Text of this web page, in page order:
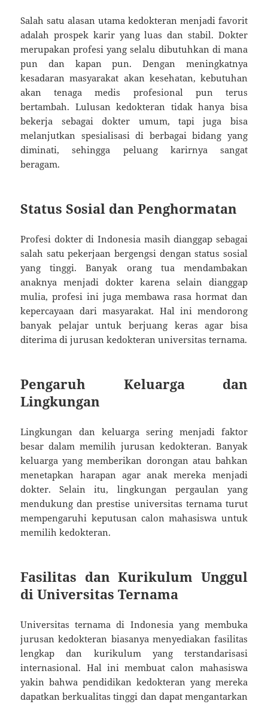
Salah satu alasan utama kedokteran menjadi favorit
adalah prospek karir yang luas dan stabil. Dokter
merupakan profesi yang selalu dibutuhkan di mana
pun dan kapan pun. Dengan meningkatnya
kesadaran masyarakat akan kesehatan, kebutuhan
akan tenaga medis profesional pun terus
bertambah. Lulusan kedokteran tidak hanya bisa
bekerja sebagai dokter umum, tapi juga bisa
melanjutkan spesialisasi di berbagai bidang yang
diminati, sehingga peluang karirnya sangat
beragam.
Status Sosial dan Penghormatan
Profesi dokter di Indonesia masih dianggap sebagai
salah satu pekerjaan bergengsi dengan status sosial
yang tinggi. Banyak orang tua mendambakan
anaknya menjadi dokter karena selain dianggap
mulia, profesi ini juga membawa rasa hormat dan
kepercayaan dari masyarakat. Hal ini mendorong
banyak pelajar untuk berjuang keras agar bisa
diterima di jurusan kedokteran universitas ternama.
Pengaruh Keluarga dan
Lingkungan
Lingkungan dan keluarga sering menjadi faktor
besar dalam memilih jurusan kedokteran. Banyak
keluarga yang memberikan dorongan atau bahkan
menetapkan harapan agar anak mereka menjadi
dokter. Selain itu, lingkungan pergaulan yang
mendukung dan prestise universitas ternama turut
mempengaruhi keputusan calon mahasiswa untuk
memilih kedokteran.
Fasilitas dan Kurikulum Unggul
di Universitas Ternama
Universitas ternama di Indonesia yang membuka
jurusan kedokteran biasanya menyediakan fasilitas
lengkap dan kurikulum yang terstandarisasi
internasional. Hal ini membuat calon mahasiswa
yakin bahwa pendidikan kedokteran yang mereka
dapatkan berkualitas tinggi dan dapat mengantarkan